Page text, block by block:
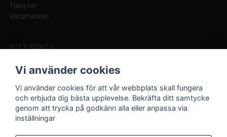
Tjänster
Varumärken
MITT KONTO
Logga in
Registrera dig
Glömt lösenord?
Vi använder cookies
Vi använder cookies för att vår webbplats skall fungera
och erbjuda dig bästa upplevelse. Bekräfta ditt samtycke
genom att trycka på godkänn alla eller anpassa via
inställningar